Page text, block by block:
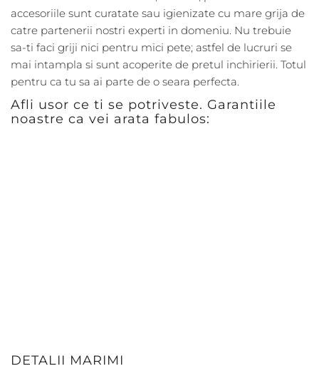
accesoriile sunt curatate sau igienizate cu mare grija de
catre partenerii nostri experti in domeniu. Nu trebuie
sa-ti faci griji nici pentru mici pete; astfel de lucruri se
mai intampla si sunt acoperite de pretul inchirierii. Totul
pentru ca tu sa ai parte de o seara perfecta.
Afli usor ce ti se potriveste. Garantiile
noastre ca vei arata fabulos:
DETALII MARIMI